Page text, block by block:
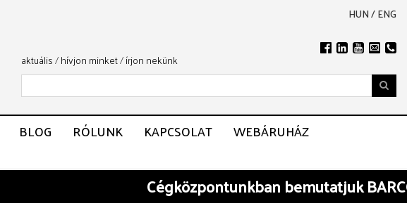
HUN/ENG
aktuális/hívjon minket/írjon nekünk
BLOG RÓLUNK KAPCSOLAT WEBÁRUHÁZ
Cégközpontunkbanbemutatjuk BARCO